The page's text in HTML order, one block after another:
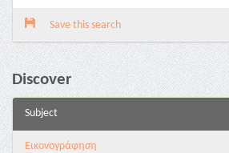
Save this search
Discover
Subject
Εικονογράφηση